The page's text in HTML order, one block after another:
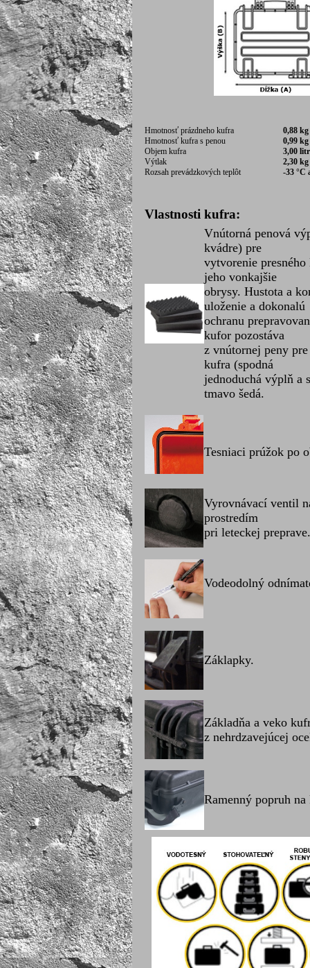
Hmotnosť prázdneho kufra
0,88
Hmotnosť kufra s penou
0,99 kg
Objem kufra
3,00
Výtlak
2,30 kg
Rozsah prevádzkových teplôt
-33 °C
Vlastnosti kufra:
Vnútorná penová
kvádre) pre
vytvorenie
jeho vonkajšie
obrysy. Hustota a
uloženie a dokonalú
ochranu
kufor pozostáva
z vnútornej peny
kufra (spodná
jednoduchá výplň a
tmavo šedá.
Tesniaci prúžok po
Vyrovnávací ventil
prostredím
pri leteckej preprave.
Vodeodolný
Záklapky.
Základňa a veko
z nehrdzavejúcej
Ramenný popruh